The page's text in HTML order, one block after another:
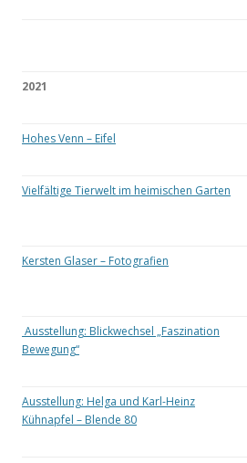
2021
Hohes Venn – Eifel
Vielfältige Tierwelt im heimischen Garten
Kersten Glaser – Fotografien
Ausstellung: Blickwechsel „Faszination
Bewegung“
Ausstellung: Helga und Karl-Heinz
Kühnapfel – Blende 80